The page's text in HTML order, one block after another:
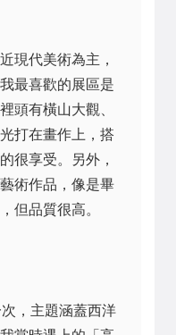
現代美術為主，
最喜歡的展區是
頭有橫山大觀、
打在畫作上，搭
很享受。另外，
術作品，像是畢
但品質很高。
，主題涵蓋西洋